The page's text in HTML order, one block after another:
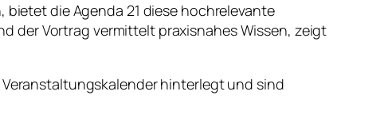
die Agenda 21 diese hochrelevante
der Vortrag vermittelt praxisnahes Wissen, zeigt
hinterlegt und sind